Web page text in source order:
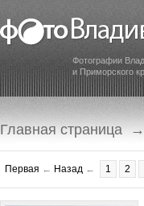
Фотографии
и Приморского
Главная страница →
Первая ← Назад ← 1 2